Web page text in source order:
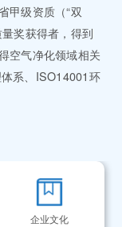
甲级资质（“双
奖获得者，得到
空气净化领域相关
系、ISO14001环
企业文化